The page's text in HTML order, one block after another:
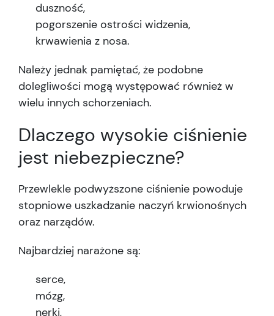
duszność,
pogorszenie ostrości widzenia,
krwawienia z nosa.
Należy jednak pamiętać, że podobne
dolegliwości mogą występować również w
wielu innych schorzeniach.
Dlaczego wysokie ciśnienie
jest niebezpieczne?
Przewlekle podwyższone ciśnienie powoduje
stopniowe uszkadzanie naczyń krwionośnych
oraz narządów.
Najbardziej narażone są:
serce,
mózg,
nerki,